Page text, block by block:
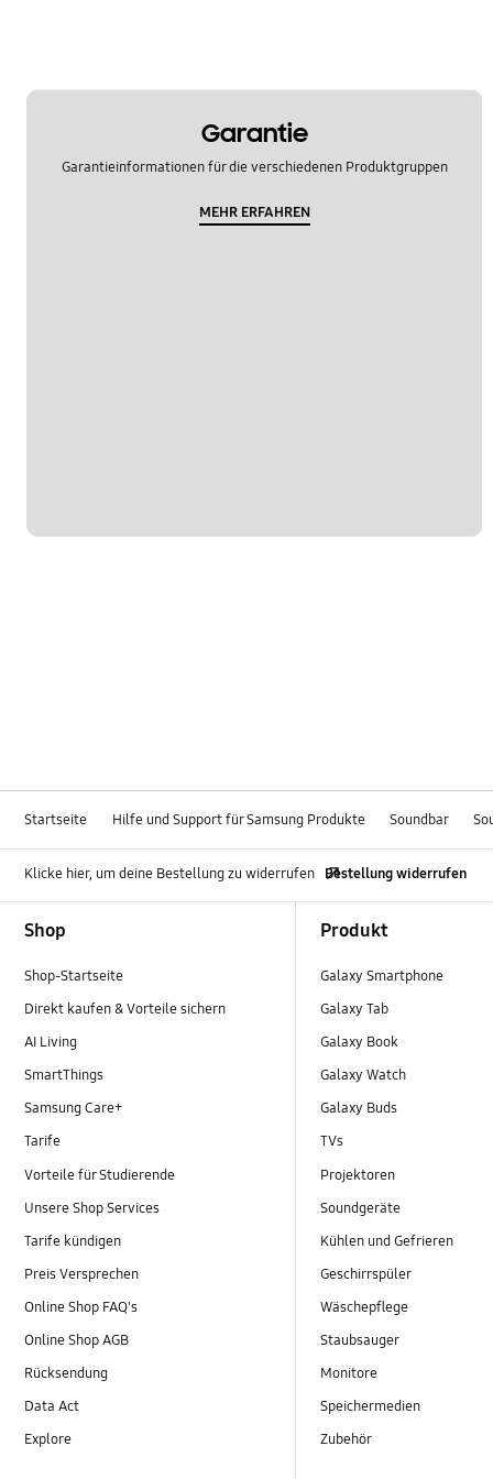
Garantie
Garantieinformationen für die verschiedenen Produktgruppen
MEHR ERFAHREN
Startseite Hilfe und Support für Samsung Produkte Soundbar
Klicke hier, um deine Bestellung zu widerrufen Bestellung widerrufen
Shop
Shop-Startseite
Direkt kaufen & Vorteile sichern
AI Living
SmartThings
Samsung Care+
Tarife
Vorteile für Studierende
Unsere Shop Services
Tarife kündigen
Preis Versprechen
Online Shop FAQ's
Online Shop AGB
Rücksendung
Data Act
Explore
Produkt
Galaxy Smartphone
Galaxy Tab
Galaxy Book
Galaxy Watch
Galaxy Buds
TVs
Projektoren
Soundgeräte
Kühlen und Gefrieren
Geschirrspüler
Wäschepflege
Staubsauger
Monitore
Speichermedien
Zubehör